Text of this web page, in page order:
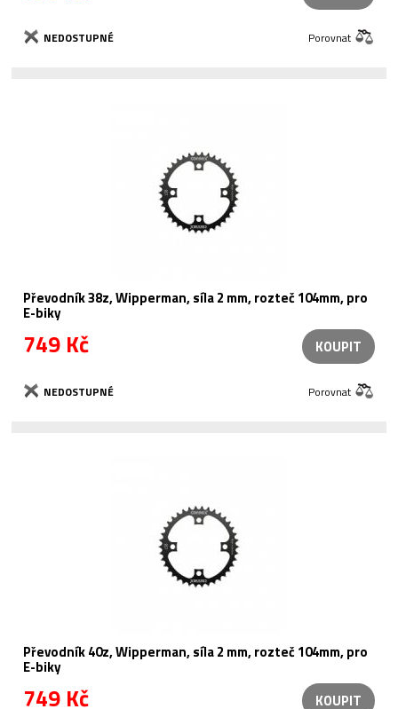
NEDOSTUPNÉ Porovnat
Převodník 38z, Wipperman, síla 2 mm, rozteč 104mm, pro
E-biky
749 Kč KOUPIT
NEDOSTUPNÉ Porovnat
Převodník 40z, Wipperman, síla 2 mm, rozteč 104mm, pro
E-biky
749 Kč KOUPIT